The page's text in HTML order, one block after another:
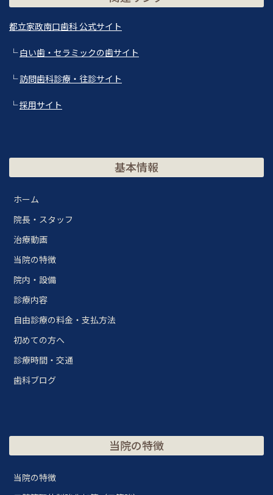
都立家政南口歯科 公式サイト
└白い歯・セラミックの歯サイト
└訪問歯科診療・往診サイト
└採用サイト
基本情報
ホーム
院長・スタッフ
治療動画
当院の特徴
院内・設備
診療内容
自由診療の料金・支払方法
初めての方へ
診療時間・交通
歯科ブログ
当院の特徴
当院の特徴